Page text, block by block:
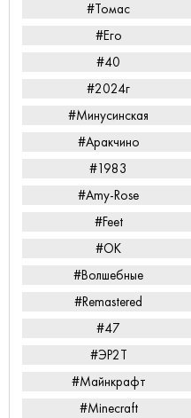
#Томас
#Его
#40
#2024г
#Минусинская
#Аракчино
#1983
#Amy-Rose
#Feet
#ОК
#Волшебные
#Remastered
#47
#ЭР2Т
#Майнкрафт
#Minecraft